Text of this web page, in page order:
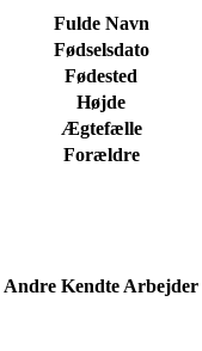
Fulde Navn
Fødselsdato
Fødested
Højde
Ægtefælle
Forældre
Andre Kendte Arbejder